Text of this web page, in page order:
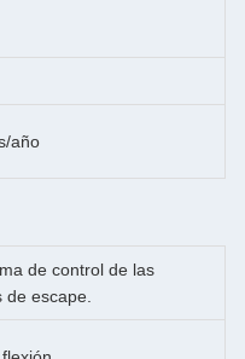
año
de control de las
escape.